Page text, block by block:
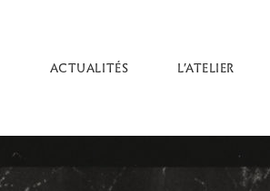
ACTUALITÉS L’ATELIER